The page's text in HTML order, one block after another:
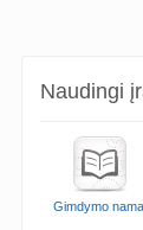
Naudingi
Gimdymo